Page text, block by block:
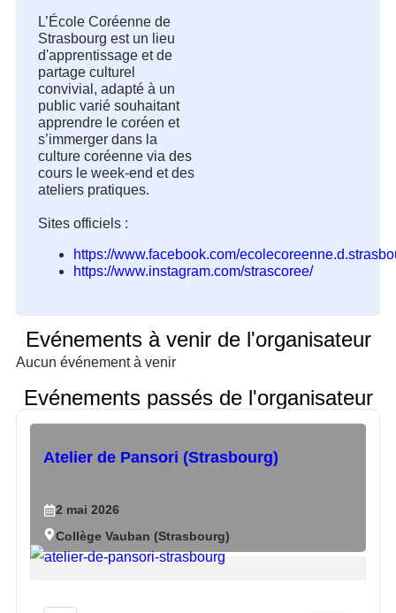
L’École Coréenne de
Strasbourg est un lieu
d'apprentissage et de
partage culturel
convivial, adapté à un
public varié souhaitant
apprendre le coréen et
s’immerger dans la
culture coréenne via des
cours le week‑end et des
ateliers pratiques.
https://www.facebook.com/
https://www.instagram.com/strascoree/
Evénements à venir de l'organisateur
Aucun événement à venir
Evénements passés de l'organisateur
Atelier de Pansori (Strasbourg)
2 mai 2026
Collège Vauban (Strasbourg)